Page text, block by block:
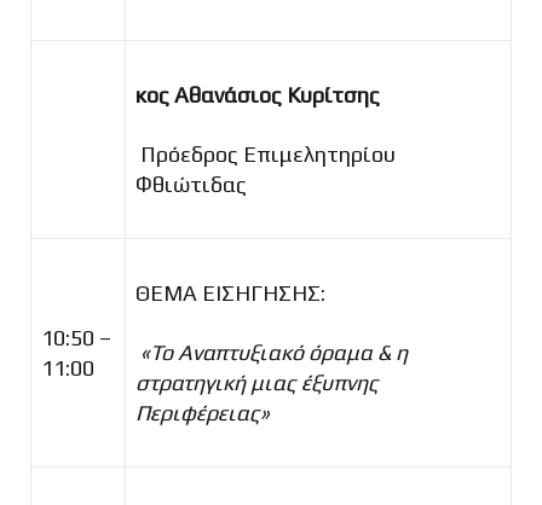
κος Αθανάσιος Κυρίτσης
Πρόεδρος Επιμελητηρίου
Φθιώτιδας
10:50 –
11:00
ΘΕΜΑ ΕΙΣΗΓΗΣΗΣ:
«Το Αναπτυξιακό όραμα & η
στρατηγική μιας έξυπνης
Περιφέρειας»